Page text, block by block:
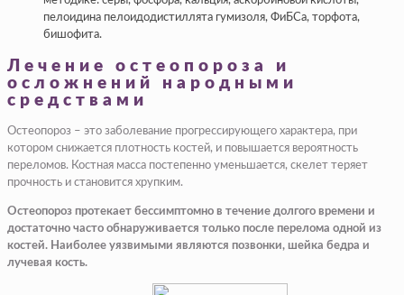
пелоидина пелоидодистиллята гумизоля, ФиБСа, торфота,
бишофита.
Лечение остеопороза и
осложнений народными
средствами
Остеопороз – это заболевание прогрессирующего характера, при
котором снижается плотность костей, и повышается вероятность
переломов. Костная масса постепенно уменьшается, скелет теряет
прочность и становится хрупким.
Остеопороз протекает бессимптомно в течение долгого времени и
достаточно часто обнаруживается только после перелома одной из
костей. Наиболее уязвимыми являются позвонки, шейка бедра и
лучевая кость.